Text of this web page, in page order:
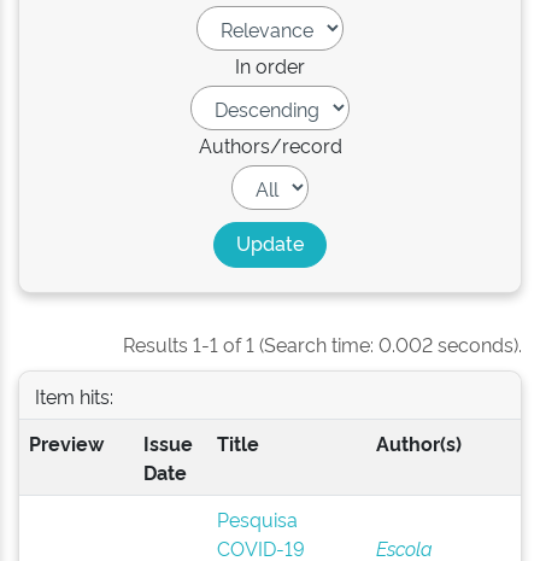
In order
Authors/record
Results 1-1 of 1 (Search time: 0.002 seconds).
Item hits:
Preview
Issue
Date
Title Author(s)
Pesquisa
COVID-19
Escola